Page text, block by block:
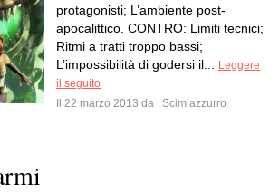
protagonisti; L’ambiente post-
apocalittico. CONTRO: Limiti tecnici;
Ritmi a tratti troppo bassi;
L’impossibilità di godersi il...
Leggere
il seguito
Il 22 marzo 2013 da
Scimiazzurro